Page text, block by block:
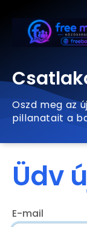
Oszd meg az
pillanatait a
Üdv
E-mail